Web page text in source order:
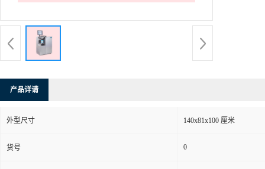
产品详请
外型尺寸 140x81x100 厘米
货号 0